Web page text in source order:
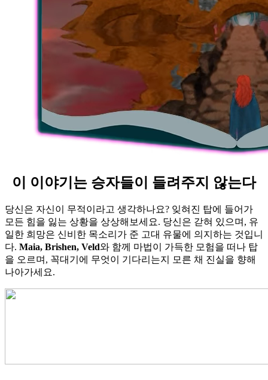
이 이야기는 승자들이 들려주지 않는다
당신은 자신이 무적이라고 생각하나요? 잊혀진 탑에 들어가
모든 힘을 잃는 상황을 상상해보세요. 당신은 갇혀 있으며, 유
일한 희망은 신비한 목소리가 준 고대 유물에 의지하는 것입니
다. Maia, Brishen, Veld와 함께 마법이 가득한 모험을 떠나 탑
을 오르며, 꼭대기에 무엇이 기다리는지 모른 채 진실을 향해
나아가세요.